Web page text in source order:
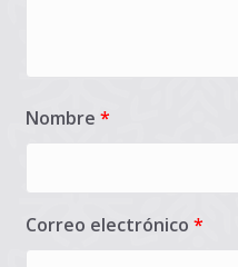
Nombre *
Correo electrónico *